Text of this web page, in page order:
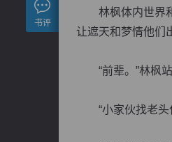
林枫体内世界和
让遮天和梦情他们
“前辈。”林枫站
“小家伙找老头
书评